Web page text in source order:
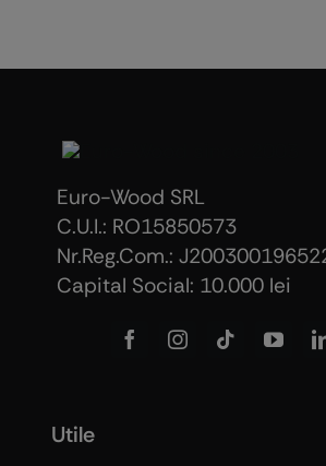
Euro-Wood SRL
C.U.I.: RO15850573
Nr.Reg.Com.:
Capital Social: 10.000 lei
Utile